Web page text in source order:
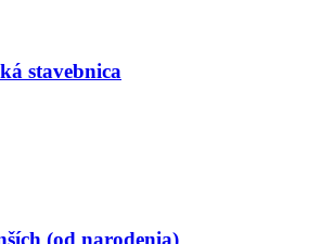
stavebnica
(od narodenia)